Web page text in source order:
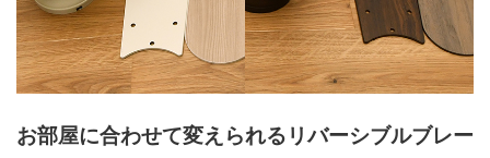
お部屋に合わせて変えられるリバーシブルブレー